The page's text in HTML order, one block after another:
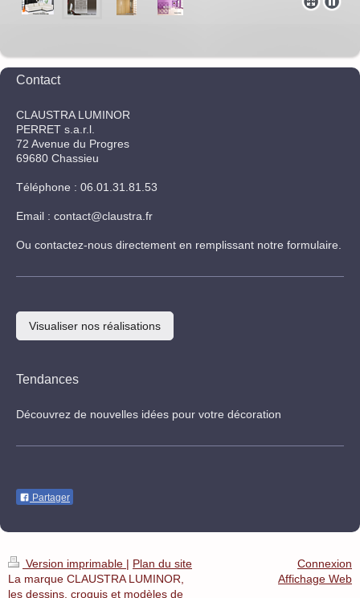
Contact
CLAUSTRA LUMINOR
PERRET s.a.r.l.
72 Avenue du Progres
69680 Chassieu
Téléphone : 06.01.31.81.53
Email : contact@claustra.fr
Ou contactez-nous directement en remplissant notre formulaire.
Visualiser nos réalisations
Tendances
Découvrez de nouvelles idées pour votre décoration
Partager
Version imprimable | Plan du site
La marque CLAUSTRA LUMINOR,
les dessins, croquis et modèles de
Connexion
Affichage Web